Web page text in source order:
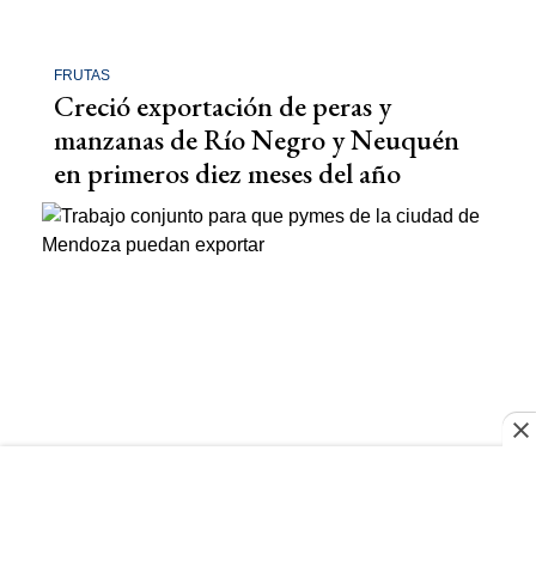
FRUTAS
Creció exportación de peras y
manzanas de Río Negro y Neuquén
en primeros diez meses del año